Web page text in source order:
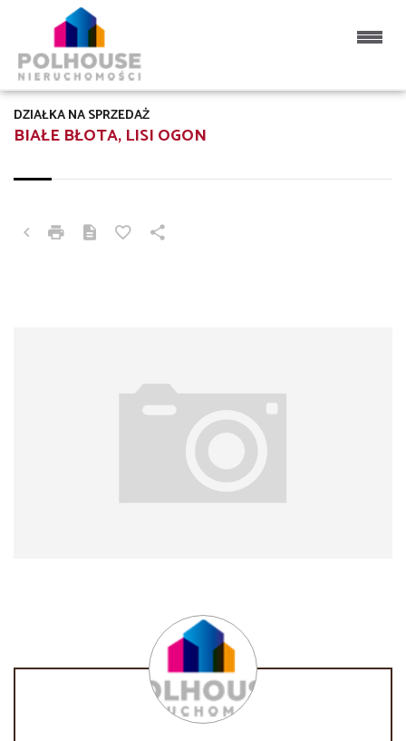
BIAŁE BŁOTA, LISI OGON
DZIAŁKA NA SPRZEDAŻ